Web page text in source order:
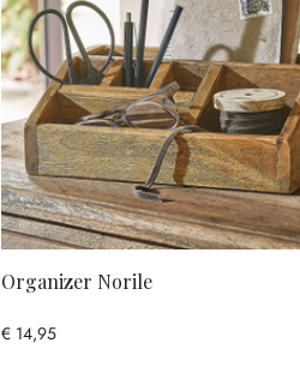
Organizer Norile
€ 14,95